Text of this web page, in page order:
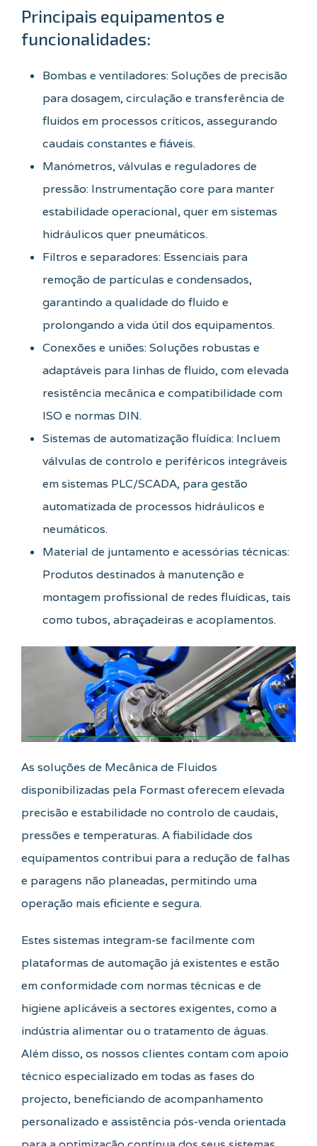
Principais equipamentos e
funcionalidades:
Bombas e ventiladores: Soluções de precisão
para dosagem, circulação e transferência de
fluidos em processos críticos, assegurando
caudais constantes e fiáveis.
Manómetros, válvulas e reguladores de
pressão: Instrumentação core para manter
estabilidade operacional, quer em sistemas
hidráulicos quer pneumáticos.
Filtros e separadores: Essenciais para
remoção de partículas e condensados,
garantindo a qualidade do fluido e
prolongando a vida útil dos equipamentos.
Conexões e uniões: Soluções robustas e
adaptáveis para linhas de fluido, com elevada
resistência mecânica e compatibilidade com
ISO e normas DIN.
Sistemas de automatização fluídica: Incluem
válvulas de controlo e periféricos integráveis
em sistemas PLC/SCADA, para gestão
automatizada de processos hidráulicos e
neumáticos.
Material de juntamento e acessórias técnicas:
Produtos destinados à manutenção e
montagem profissional de redes fluídicas, tais
como tubos, abraçadeiras e acoplamentos.
As soluções de Mecânica de Fluidos
disponibilizadas pela Formast oferecem elevada
precisão e estabilidade no controlo de caudais,
pressões e temperaturas. A fiabilidade dos
equipamentos contribui para a redução de falhas
e paragens não planeadas, permitindo uma
operação mais eficiente e segura.
Estes sistemas integram-se facilmente com
plataformas de automação já existentes e estão
em conformidade com normas técnicas e de
higiene aplicáveis a sectores exigentes, como a
indústria alimentar ou o tratamento de águas.
Além disso, os nossos clientes contam com apoio
técnico especializado em todas as fases do
projecto, beneficiando de acompanhamento
personalizado e assistência pós-venda orientada